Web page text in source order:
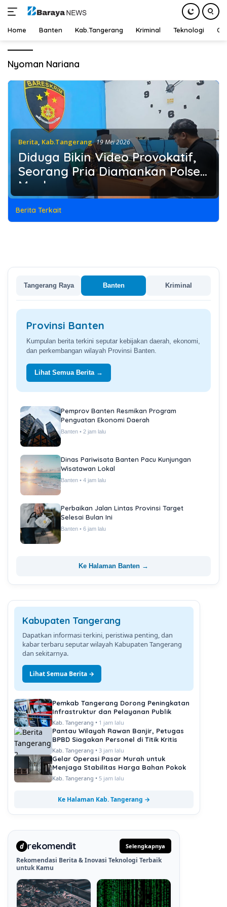
konten
Home Banten Kab.Tangerang Kriminal Teknologi
Nyoman Nariana
Berita, Kab.Tangerang 19 Mei 2026
Diduga Bikin Video Provokatif,
Seorang Pria Diamankan Polsek
Mauk
Berita Terkait
Tangerang Raya Banten Kriminal
Provinsi Banten
Kumpulan berita terkini seputar kebijakan daerah, ekonomi,
dan perkembangan wilayah Provinsi Banten.
Lihat Semua Berita →
Pemprov Banten Resmikan Program
Penguatan Ekonomi Daerah
Banten • 2 jam lalu
Dinas Pariwisata Banten Pacu Kunjungan
Wisatawan Lokal
Banten • 4 jam lalu
Perbaikan Jalan Lintas Provinsi Target
Selesai Bulan Ini
Banten • 6 jam lalu
Ke Halaman Banten →
Kabupaten Tangerang
Dapatkan informasi terkini, peristiwa penting, dan
kabar terbaru seputar wilayah Kabupaten Tangerang
dan sekitarnya.
Lihat Semua Berita →
Pemkab Tangerang Dorong Peningkatan
Infrastruktur dan Pelayanan Publik
Kab. Tangerang • 1 jam lalu
Pantau Wilayah Rawan Banjir, Petugas
BPBD Siagakan Personel di Titik Kritis
Kab. Tangerang • 3 jam lalu
Gelar Operasi Pasar Murah untuk
Menjaga Stabilitas Harga Bahan Pokok
Kab. Tangerang • 5 jam lalu
Ke Halaman Kab. Tangerang →
d rekomendit Selengkapnya
Rekomendasi Berita & Inovasi Teknologi Terbaik
untuk Kamu